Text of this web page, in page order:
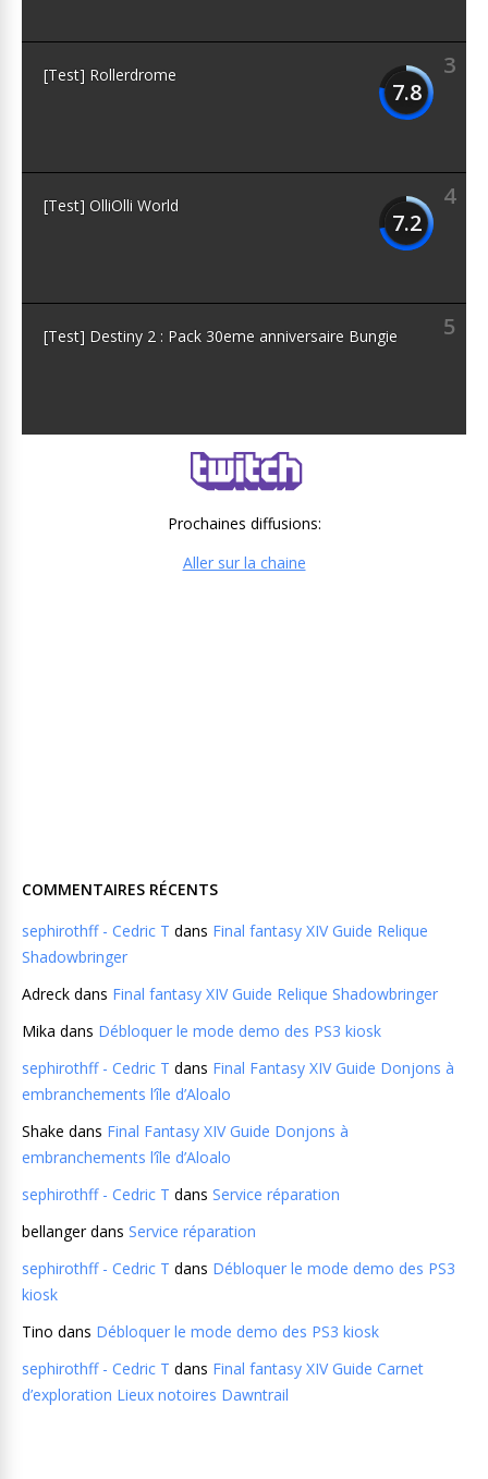
3
7.8
[Test] Rollerdrome
4
7.2
[Test] OlliOlli World
5
[Test] Destiny 2 : Pack 30eme anniversaire Bungie
Prochaines diffusions:
Aller sur la chaine
COMMENTAIRES RÉCENTS
sephirothff - Cedric T dans Final fantasy XIV Guide Relique
Shadowbringer
Adreck dans Final fantasy XIV Guide Relique Shadowbringer
Mika dans Débloquer le mode demo des PS3 kiosk
sephirothff - Cedric T dans Final Fantasy XIV Guide Donjons à
embranchements l’île d’Aloalo
Shake dans Final Fantasy XIV Guide Donjons à
embranchements l’île d’Aloalo
sephirothff - Cedric T dans Service réparation
bellangerdans Service réparation
sephirothff - Cedric T dans Débloquer le mode demo des PS3
kiosk
Tino dans Débloquer le mode demo des PS3 kiosk
sephirothff - Cedric T dans Final fantasy XIV Guide Carnet
d’exploration Lieux notoires Dawntrail